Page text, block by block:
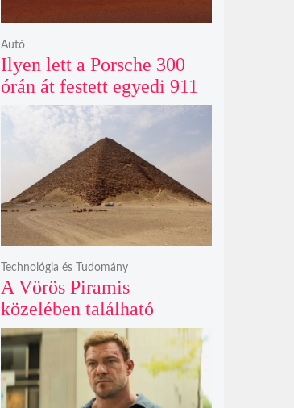
Ilyen lett a Porsche 300
órán át festett egyedi 911
Turbo S-e, ami ausztrál
naplementéből született
Autó
A Vörös Piramis
közelében található
rejtélyes vonalak nem
kőszállító rámpák, hanem
egy ókori gátrendszer
részei lehetnek
Technológia és Tudomány